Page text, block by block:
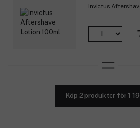
Invictus
Köp 2 produkter för 1